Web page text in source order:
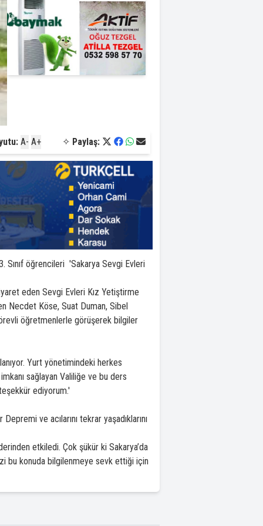
A- A+ ✧ Paylaş:
Sınıf öğrencileri 'Sakarya Sevgi Evleri
eden Sevgi Evleri Kız Yetiştirme
Necdet Köse, Suat Duman, Sibel
öğretmenlerle görüşerek bilgiler
Yurt yönetimindeki herkes
sağlayan Valiliğe ve bu ders
ediyorum.'
ve acılarını tekrar yaşadıklarını
etkiledi. Çok şükür ki Sakarya’da
bu konuda bilgilenmeye sevk ettiği için